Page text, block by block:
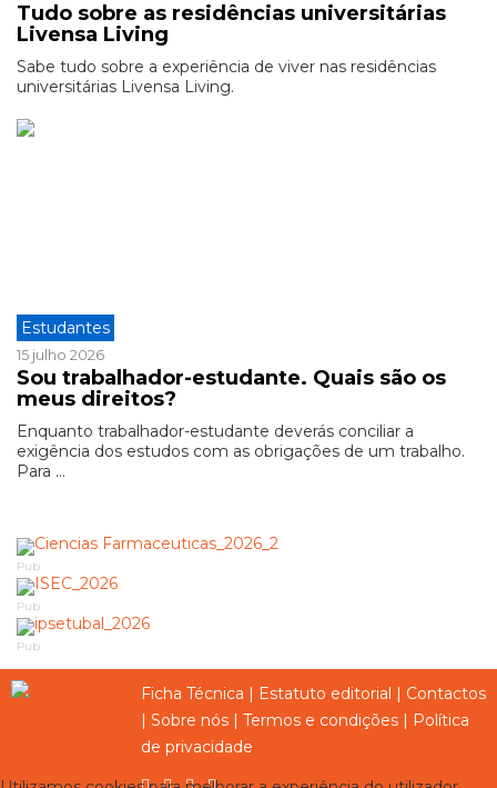
Tudo sobre as residências universitárias
Livensa Living
Sabe tudo sobre a experiência de viver nas residências
universitárias Livensa Living.
Estudantes
15 julho 2026
Sou trabalhador-estudante. Quais são os
meus direitos?
Enquanto trabalhador-estudante deverás conciliar a
exigência dos estudos com as obrigações de um trabalho.
Para ...
Pub
Pub
Pub
Ficha Técnica | Estatuto editorial | Contactos
| Sobre nós | Termos e condições | Política
de privacidade